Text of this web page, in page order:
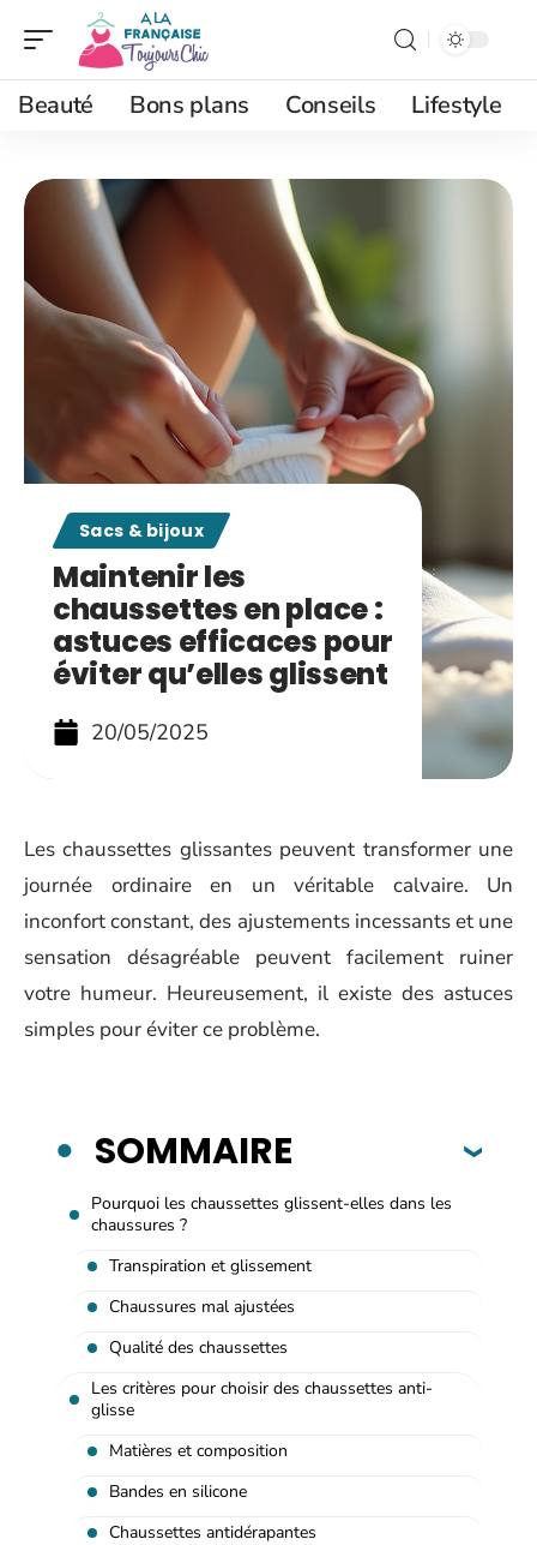
Beauté Bons plans Conseils Lifestyle
Sacs & bijoux
Maintenir les
chaussettes en place :
astuces efficaces pour
éviter qu’elles glissent
20/05/2025
Les chaussettes glissantes peuvent transformer une
journée ordinaire en un véritable calvaire. Un
inconfort constant, des ajustements incessants et une
sensation désagréable peuvent facilement ruiner
votre humeur. Heureusement, il existe des astuces
simples pour éviter ce problème.
SOMMAIRE
Pourquoi les chaussettes glissent-elles dans les
chaussures ?
Transpiration et glissement
Chaussures mal ajustées
Qualité des chaussettes
Les critères pour choisir des chaussettes anti-
glisse
Matières et composition
Bandes en silicone
Chaussettes antidérapantes